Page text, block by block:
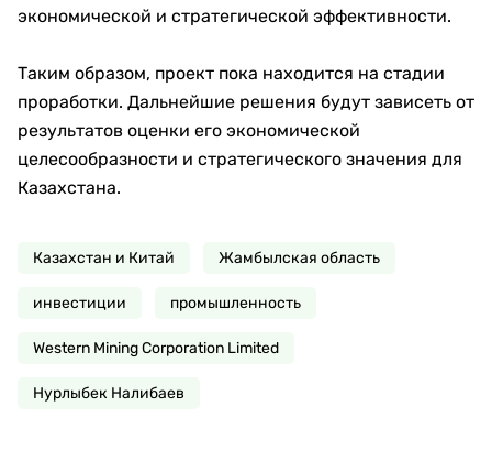
экономической и стратегической эффективности.
Таким образом, проект пока находится на стадии
проработки. Дальнейшие решения будут зависеть от
результатов оценки его экономической
целесообразности и стратегического значения для
Казахстана.
Казахстан и Китай Жамбылская область
инвестиции промышленность
Western Mining Corporation Limited
Нурлыбек Налибаев